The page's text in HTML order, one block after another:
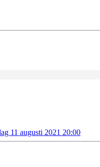
11 augusti 2021 20:00